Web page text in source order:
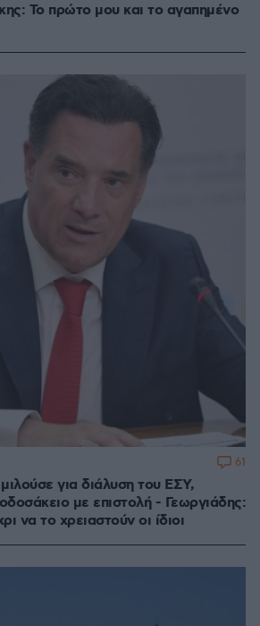
Το πρώτο μου και το αγαπημένο
για διάλυση του ΕΣΥ,
με επιστολή - Γεωργιάδης:
να το χρειαστούν οι ίδιοι
61